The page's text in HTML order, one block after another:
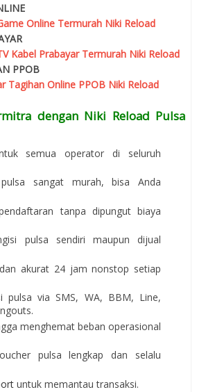
Online Termurah Niki Reload
Kabel Prabayar Termurah Niki Reload
PPOB
Tagihan Online PPOB Niki Reload
dengan Niki Reload Pulsa
semua operator di seluruh
sangat murah, bisa Anda
tanpa dipungut biaya
pulsa sendiri maupun dijual
akurat 24 jam nonstop setiap
pulsa via SMS, WA, BBM, Line,
menghemat beban operasional
pulsa lengkap dan selalu
untuk memantau transaksi.